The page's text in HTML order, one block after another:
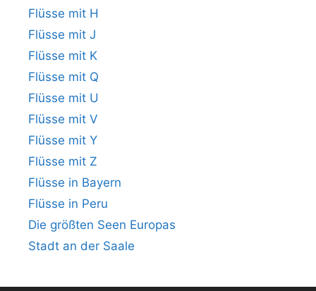
Flüsse mit H
Flüsse mit J
Flüsse mit K
Flüsse mit Q
Flüsse mit U
Flüsse mit V
Flüsse mit Y
Flüsse mit Z
Flüsse in Bayern
Flüsse in Peru
Die größten Seen Europas
Stadt an der Saale